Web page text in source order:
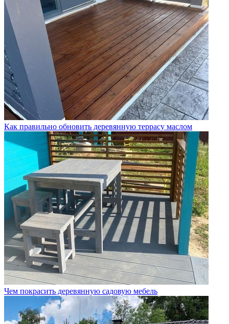
Как правильно обновить деревянную террасу маслом
Чем покрасить деревянную садовую мебель